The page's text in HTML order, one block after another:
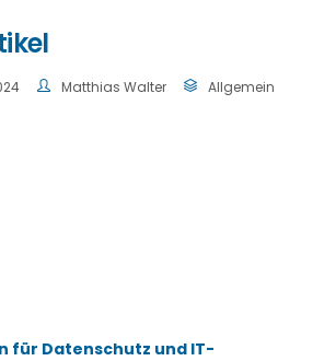
Matthias Walter Allgemein
für Datenschutz und IT-